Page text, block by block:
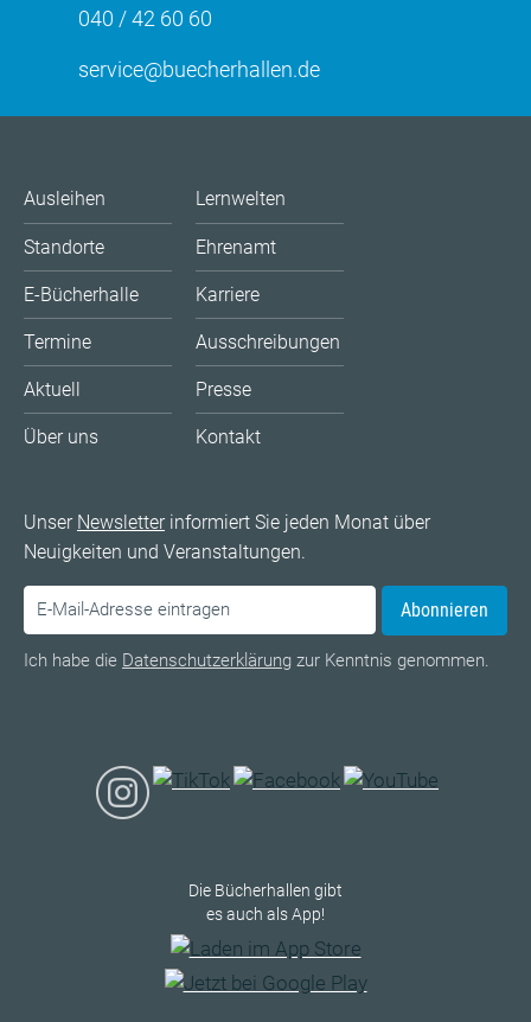
040 / 42 60 60
service@buecherhallen.de
Ausleihen
Standorte
E-Bücherhalle
Termine
Aktuell
Über uns
Lernwelten
Ehrenamt
Karriere
Ausschreibungen
Presse
Kontakt
Unser Newsletterinformiert Sie jeden Monat über
Neuigkeiten und Veranstaltungen.
Abonnieren
Ich habe die Datenschutzerklärung zur Kenntnis genommen.
Die Bücherhallen gibt
es auch als App!